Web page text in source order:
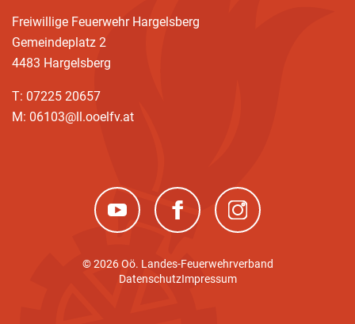
Freiwillige Feuerwehr Hargelsberg
Gemeindeplatz 2
4483 Hargelsberg
T: 07225 20657
M: 06103@ll.ooelfv.at
(neues Fenster)(neues Fenster)(neues Fenster)
© 2026 Oö. Landes-Feuerwehrverband
DatenschutzImpressum